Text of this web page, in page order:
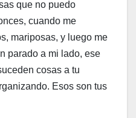
que no puedo
cuando me
mariposas, y luego me
parado a mi lado, ese
cosas a tu
Esos son tus